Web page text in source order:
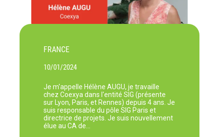
FRANCE
10/01/2024
Je m'appelle Hélène AUGU, je travaille
chez Coexya dans l'entité SIG (présente
sur Lyon, Paris, et Rennes) depuis 4 ans. Je
suis responsable du pôle SIG Paris et
directrice de projets. Je suis nouvellement
élue au CA de…